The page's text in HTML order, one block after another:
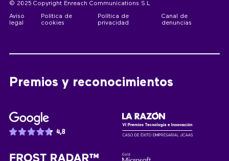
© 2025 Copyright Enreach Communications S.L
Aviso
legal
Política de
cookies
Política de
privacidad
Canal de
denuncias
Premios y reconocimientos